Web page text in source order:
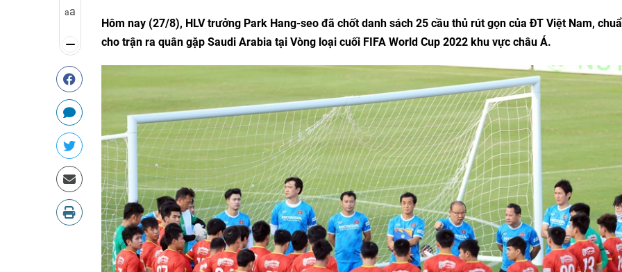
aa
Hôm nay (27/8), HLV trưởng Park Hang-seo đã chốt danh sách 25 cầu thủ rút gọn của ĐT Việt Nam,
cho trận ra quân gặp Saudi Arabia tại Vòng loại cuối FIFA World Cup 2022 khu vực châu Á.